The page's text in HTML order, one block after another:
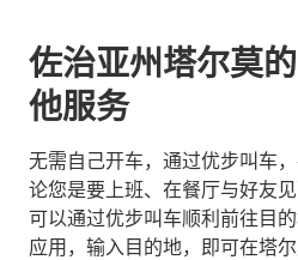
佐治亚州塔尔莫
他服务
无需自己开车，通过优步叫车
论您是要上班、在餐厅与好友
可以通过优步叫车顺利前往目
应用，输入目的地，即可在塔尔